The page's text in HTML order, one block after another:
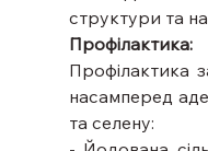
структури та
Профілактика
насамперед
та селену: